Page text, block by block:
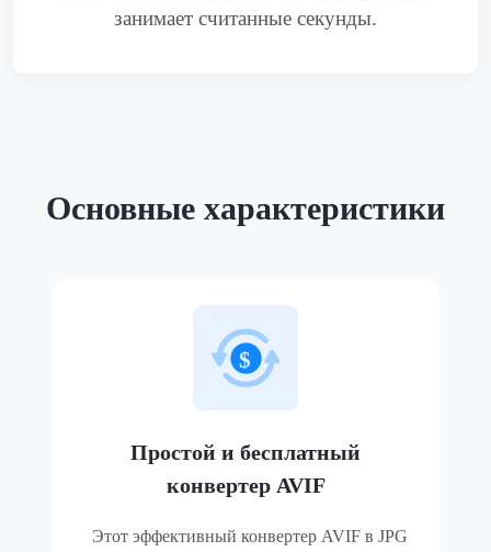
занимает считанные секунды.
Основные характеристики
Простой и бесплатный
конвертер AVIF
Этот эффективный конвертер AVIF в JPG